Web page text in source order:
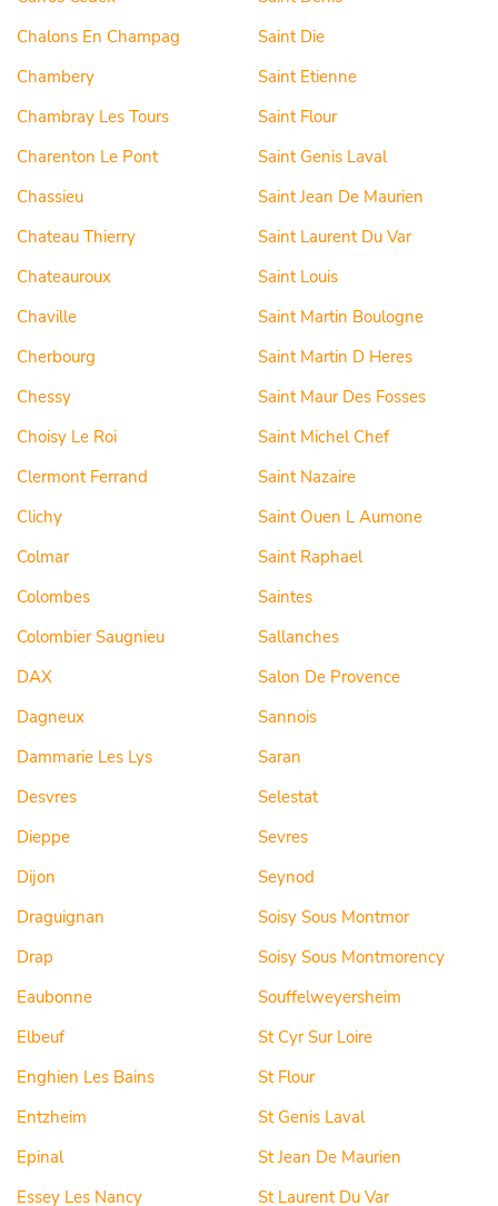
Chalons En Champag
Chambery
Chambray Les Tours
Charenton Le Pont
Chassieu
Chateau Thierry
Chateauroux
Chaville
Cherbourg
Chessy
Choisy Le Roi
Clermont Ferrand
Clichy
Colmar
Colombes
Colombier Saugnieu
DAX
Dagneux
Dammarie Les Lys
Desvres
Dieppe
Dijon
Draguignan
Drap
Eaubonne
Elbeuf
Enghien Les Bains
Entzheim
Epinal
Essey Les Nancy
Saint Die
Saint Etienne
Saint Flour
Saint Genis Laval
Saint Jean De Maurien
Saint Laurent Du Var
Saint Louis
Saint Martin Boulogne
Saint Martin D Heres
Saint Maur Des Fosses
Saint Michel Chef
Saint Nazaire
Saint Ouen L Aumone
Saint Raphael
Saintes
Sallanches
Salon De Provence
Sannois
Saran
Selestat
Sevres
Seynod
Soisy Sous Montmor
Soisy Sous Montmorency
Souffelweyersheim
St Cyr Sur Loire
St Flour
St Genis Laval
St Jean De Maurien
St Laurent Du Var